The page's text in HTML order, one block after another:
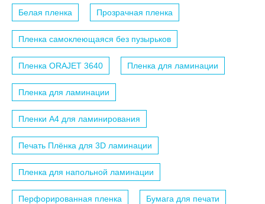
Белая пленка Прозрачная пленка
Пленка самоклеющаяся без пузырьков
Пленка ORAJET 3640 Пленка для ламинации
Пленка для ламинации
Пленки A4 для ламинирования
Печать Плёнка для 3D ламинации
Пленка для напольной ламинации
Перфорированная пленка Бумага для печати